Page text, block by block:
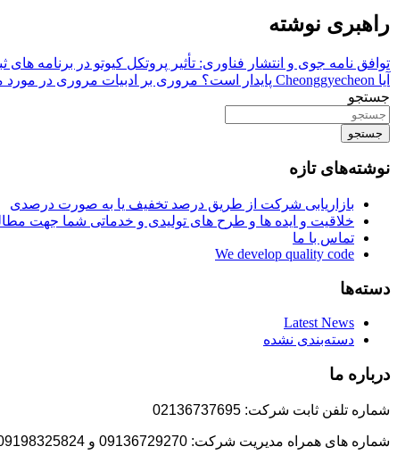
راهبری نوشته
توافق نامه جوی و انتشار فناوری: تأثیر پروتکل کیوتو در برنامه های
آیا Cheonggyecheon پایدار است؟ مروری بر ادبیات مروری در مورد مرمت جریان در سئول ، کره جنوبی
جستجو
جستجو
نوشته‌های تازه
بازاریابی شرکت از طریق درصد تخفیف یا به صورت درصدی
خلاقیت و ایده ها و طرح های تولیدی و خدماتی شما جهت
تماس با ما
We develop quality code
دسته‌ها
Latest News
دسته‌بندی نشده
درباره ما
شماره تلفن ثابت شرکت: 02136737695
شماره های همراه مدیریت شرکت: 09136729270 و 09198325824